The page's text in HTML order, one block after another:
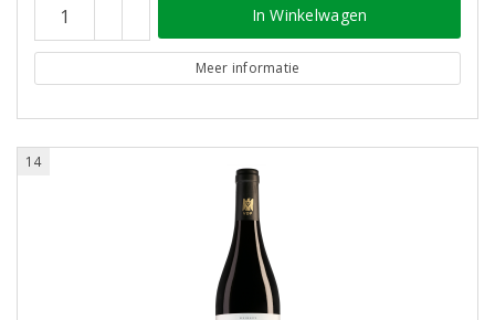
In Winkelwagen
Meer informatie
14